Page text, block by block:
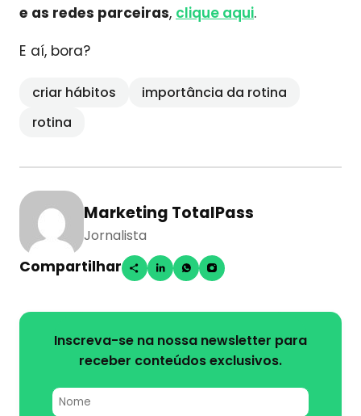
e as redes parceiras, clique aqui.
E aí, bora?
criar hábitos
importância da rotina
rotina
Marketing TotalPass
Jornalista
Compartilhar
Inscreva-se na nossa newsletter para
receber conteúdos exclusivos.